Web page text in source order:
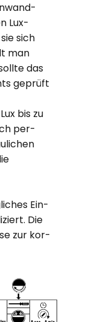
Lux-
sich
man
das
geprüft
bis zu
per­
Ein­
Die
zur kor­